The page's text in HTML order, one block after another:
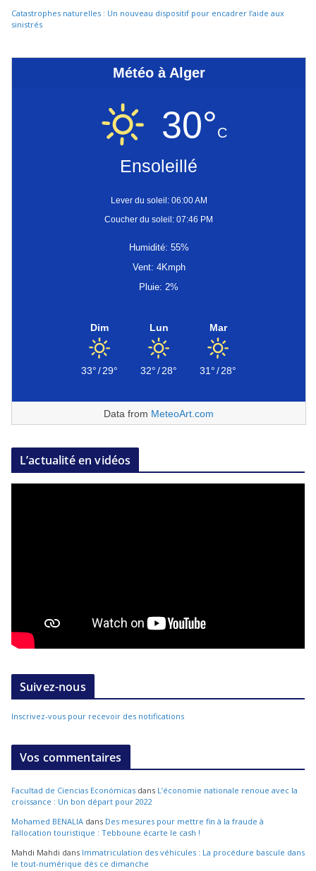
Catastrophes naturelles : Un nouveau dispositif pour encadrer l’aide aux
sinistrés
Météo à Alger
30°C
Ensoleillé
Lever du soleil: 06:00 AM
Coucher du soleil: 07:46 PM
Humidité: 55%
Vent: 4Kmph
Pluie: 2%
Dim
33°/29°
Lun
32°/28°
Mar
31°/28°
Data from MeteoArt.com
L’actualité en vidéos
Suivez-nous
Inscrivez-vous pour recevoir des notifications
Vos commentaires
Facultad de Ciencias Económicas dans L’économie nationale renoue avec la
croissance : Un bon départ pour 2022
Mohamed BENALIA dans Des mesures pour mettre fin à la fraude à
l’allocation touristique : Tebboune écarte le cash !
Mahdi Mahdi dans Immatriculation des véhicules : La procédure bascule dans
le tout-numérique dès ce dimanche